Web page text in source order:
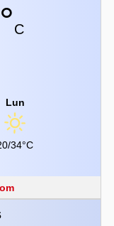
C
Lun
34°C